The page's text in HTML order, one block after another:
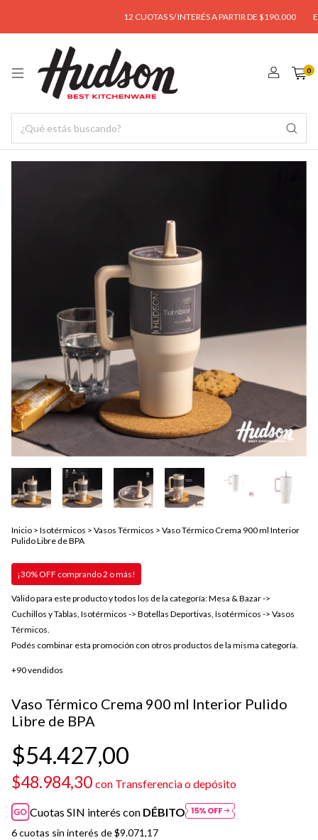
12 CUOTAS S/ INTERÉS A PARTIR DE $190.000
0
Inicio > Isotérmicos > Vasos Térmicos > Vaso Térmico Crema 900 ml Interior
Pulido Libre de BPA
¡30% OFF comprando 2 o más!
Válido para este producto y todos los de la categoría: Mesa & Bazar ->
Cuchillos y Tablas, Isotérmicos -> Botellas Deportivas, Isotérmicos -> Vasos
Térmicos.
Podés combinar esta promoción con otros productos de la misma categoría.
+90 vendidos
Vaso Térmico Crema 900 ml Interior Pulido
Libre de BPA
$54.427,00
$48.984,30 con Transferencia o depósito
Cuotas SIN interés con DÉBITO
6cuotas sin interés de$9.071,17